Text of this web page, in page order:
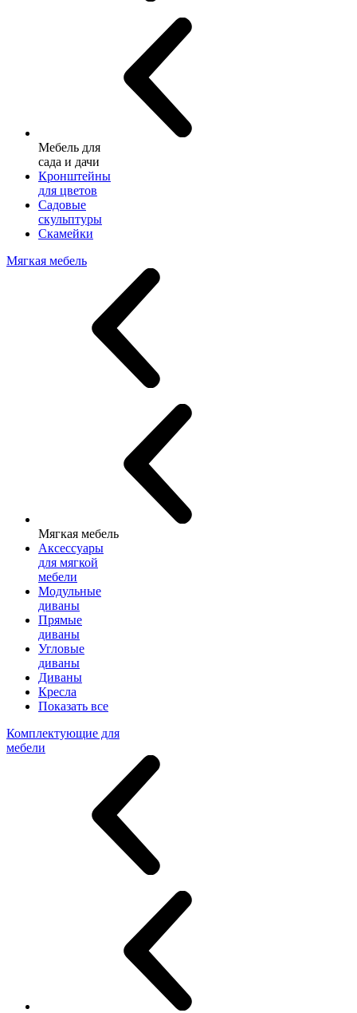
Мебель для
сада и дачи
Кронштейны
для цветов
Садовые
скульптуры
Скамейки
Мягкая мебель
Мягкая мебель
Аксессуары
для мягкой
мебели
Модульные
диваны
Прямые
диваны
Угловые
диваны
Диваны
Кресла
Показать все
Комплектующие для
мебели